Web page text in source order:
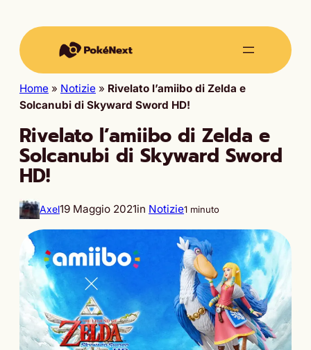
Home » Notizie » Rivelato l’amiibo di Zelda e
Solcanubi di Skyward Sword HD!
Rivelato l’amiibo di Zelda e
Solcanubi di Skyward Sword
HD!
Axel19 Maggio 2021in Notizie1 minuto